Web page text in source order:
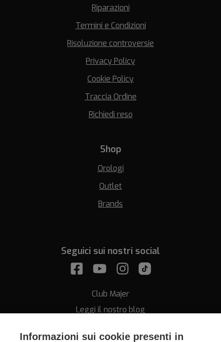
Informazioni sui cookie presenti in
Riparazioni
Termini e Condizioni
Risoluzione controversie
Privacy Policy
Cookie Policy
Traccia Ordine
Richiedi reso
Shop
Orologi
Outlet
Brands
Seguici sui nostri social
Club Majer
Leggi il nostro blog